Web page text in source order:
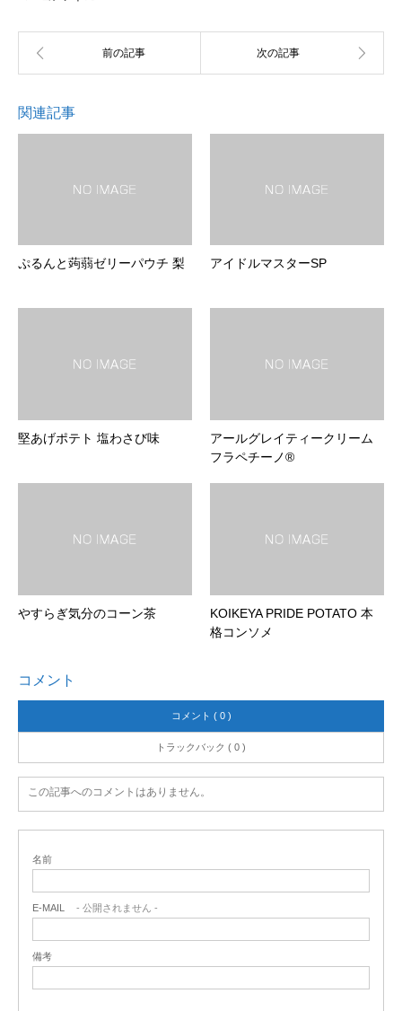
関連記事
ぷるんと蒟蒻ゼリーパウチ 梨 アイドルマスターSP
堅あげポテト 塩わさび味
アールグレイティークリーム
フラペチーノ®
やすらぎ気分のコーン茶
KOIKEYA PRIDE POTATO 本
格コンソメ
コメント
コメント ( 0 )
トラックバック ( 0 )
この記事へのコメントはありません。
名前
E-MAIL - 公開されません -
備考